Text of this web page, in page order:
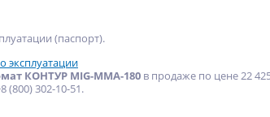
(паспорт).
эксплуатации
КОНТУР MIG-MMA-180 в продаже по цене 22
(800) 302-10-51.